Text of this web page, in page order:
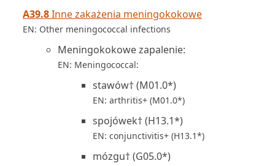
A39.8Inne zakażenia meningokokowe
EN: Other meningococcal infections
Meningokokowe zapalenie:
EN: Meningococcal:
stawów† (M01.0*)
EN: arthritis+ (M01.0*)
spojówek† (H13.1*)
EN: conjunctivitis+ (H13.1*)
mózgu† (G05.0*)